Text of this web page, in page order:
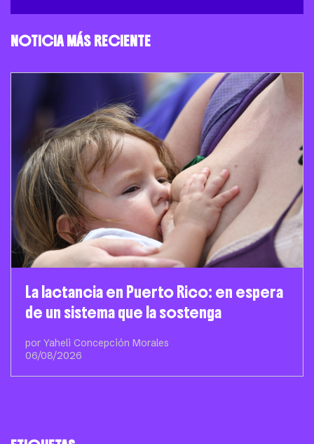
NOTICIA MÁS RECIENTE
La lactancia en Puerto Rico: en espera
de un sistema que la sostenga
por Yaheli Concepción Morales
06/08/2026